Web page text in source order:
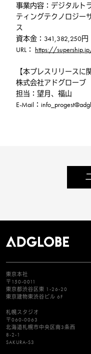
事業内容：デジタルト
ティングテクノロジー
ス
資本金：341,382,250円
URL： https://
【本プレスリリースに
株式会社アドグロー
担当：望月、福山
E-Mail：
東京本社
〒150-0011
東京都渋谷区東 1-26-20
東京建物東渋谷ビル 6F
札幌スタジオ
〒060-0063
北海道札幌市中央区南3条西
8-2-1
SAKURA-S3